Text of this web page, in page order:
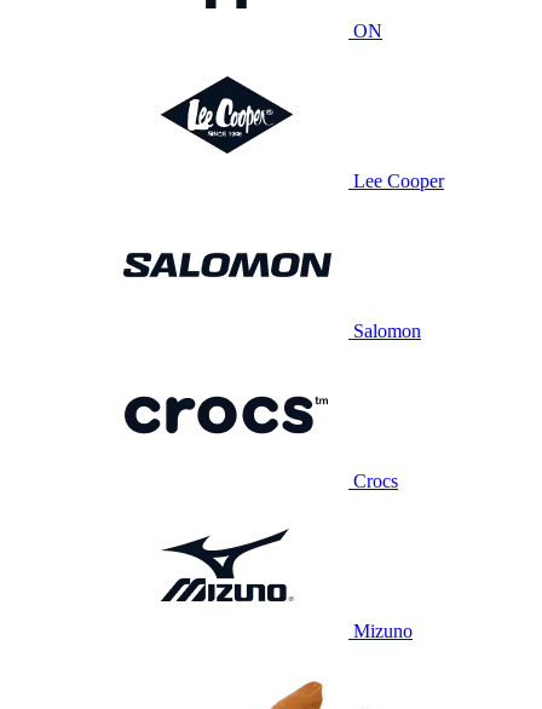
ON
Lee Cooper
Salomon
Crocs
Mizuno